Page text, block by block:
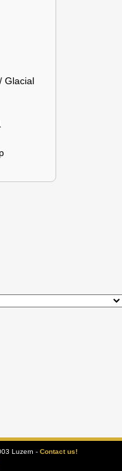
Glacial
Luzern - Contact us!